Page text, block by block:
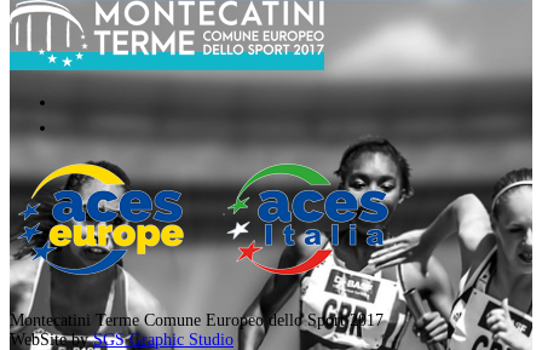
Montecatini Terme Comune Europeo dello Sport 2017
WebSite bySGS Graphic Studio